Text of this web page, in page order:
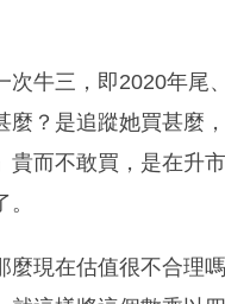
次牛三，即2020年尾
麼？是追蹤她買甚麼
貴而不敢買，是在升
麼現在估值很不合理